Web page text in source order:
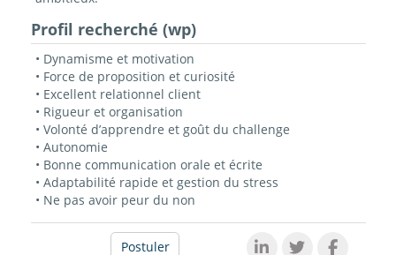
Profil recherché (wp)
• Dynamisme et motivation
• Force de proposition et curiosité
• Excellent relationnel client
• Rigueur et organisation
• Volonté d’apprendre et goût du challenge
• Autonomie
• Bonne communication orale et écrite
• Adaptabilité rapide et gestion du stress
• Ne pas avoir peur du non
Postuler